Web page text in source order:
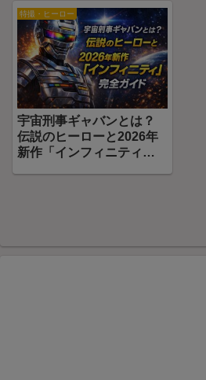
特撮・ヒーロー
宇宙刑事ギャバンとは？
伝説のヒーローと2026年
新作「インフィニティ」